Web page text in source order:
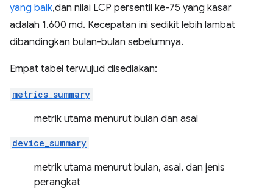
yang baik,dan nilai LCP persentil ke-75 yang kasar
adalah 1.600 md. Kecepatan ini sedikit lebih lambat
dibandingkan bulan-bulan sebelumnya.
Empat tabel terwujud disediakan:
metrics_summary
metrik utama menurut bulan dan asal
device_summary
metrik utama menurut bulan, asal, dan jenis
perangkat